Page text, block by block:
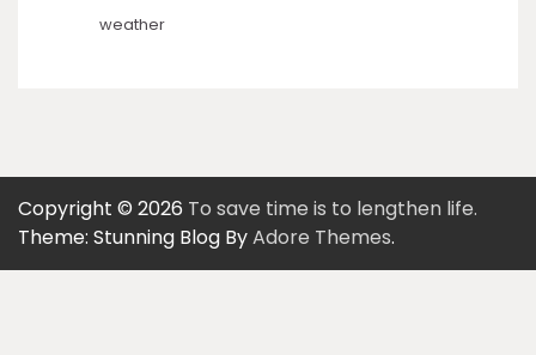
weather
Copyright © 2026 To save time is to lengthen life.
Theme: Stunning Blog ByAdore Themes.